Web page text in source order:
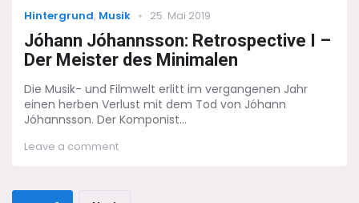
Categories
Hintergrund, Musik
Posted
25. Mai 2019
Jóhann Jóhannsson: Retrospective I –
Der Meister des Minimalen
Die Musik- und Filmwelt erlitt im vergangenen Jahr
einen herben Verlust mit dem Tod von Jóhann
Jóhannsson. Der Komponist...
Leave a commenton